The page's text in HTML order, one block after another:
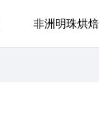
非洲明珠烘